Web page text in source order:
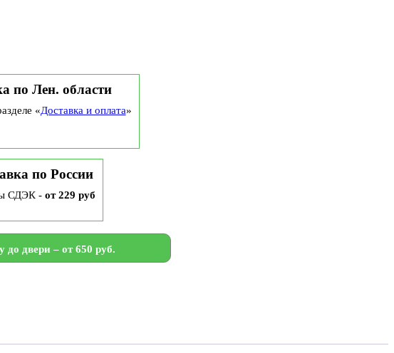
по Лен. области
«Доставка и оплата»
по России
СДЭК - от 229 руб
до двери – от 650 руб.